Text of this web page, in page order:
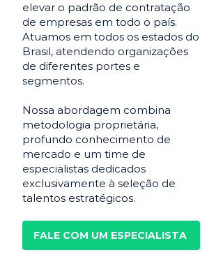
elevar o padrão de contratação
de empresas em todo o país.
Atuamos em todos os estados do
Brasil, atendendo organizações
de diferentes portes e
segmentos.
Nossa abordagem combina
metodologia proprietária,
profundo conhecimento de
mercado e um time de
especialistas dedicados
exclusivamente à seleção de
talentos estratégicos.
FALE COM UM ESPECIALISTA